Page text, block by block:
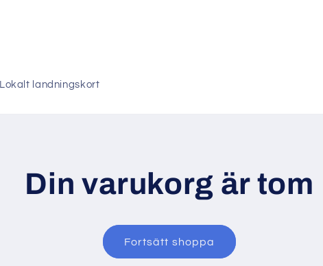
Lokalt landningskort
Din varukorg är tom
Fortsätt shoppa